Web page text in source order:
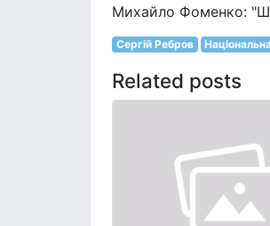
Михайло Фоменко:
Сергій Ребров
Related posts